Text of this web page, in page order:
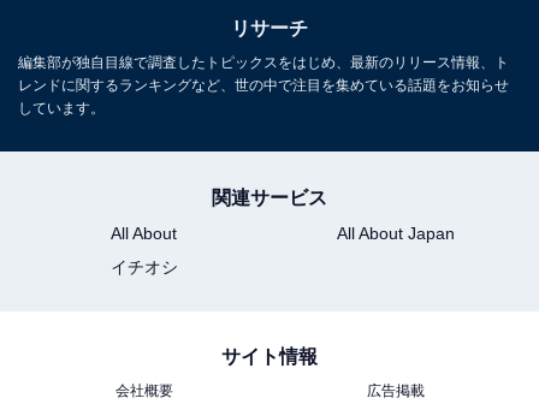
リサーチ
編集部が独自目線で調査したトピックスをはじめ、最新のリリース情報、ト
レンドに関するランキングなど、世の中で注目を集めている話題をお知らせ
しています。
関連サービス
All About
All About Japan
イチオシ
サイト情報
会社概要 広告掲載